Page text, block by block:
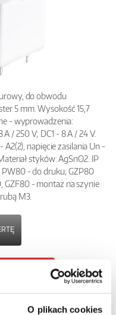
O plikach cookies
do obwodu
5 mm. Wysokość 15,7
- wyprowadzenia:
A / 250 V; DC1 - 8 A / 24 V.
A2(2), napięcie zasilania Un -
styków: AgSnO2. IP
PW80 - do druku; GZP80
GZF80 - montaż na szynie
M3.